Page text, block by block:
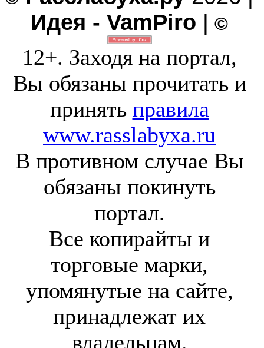
Идея - VamPiro | ©
12+. Заходя на портал,
Вы обязаны прочитать и
принять правила
www.rasslabyxa.ru
В противном случае Вы
обязаны покинуть
портал.
Все копирайты и
торговые марки,
упомянутые на сайте,
принадлежат их
владельцам.